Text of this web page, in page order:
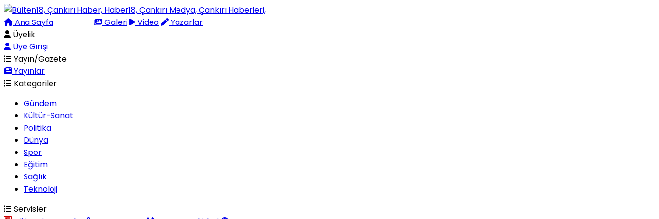
Ana Sayfa Galeri Video
Yazarlar
Üyelik
Üye Girişi
Yayın/Gazete
Yayınlar
Kategoriler
Gündem
Kültür-Sanat
Politika
Dünya
Spor
Eğitim
Sağlık
Teknoloji
Servisler